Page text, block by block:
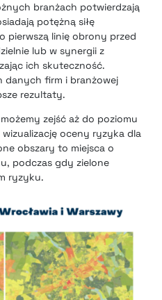
branżach potwierdzają
potężną siłę
pierwszą linię obrony przed
lub w synergii z
ich skuteczność.
danych firm i branżowej
rezultaty.
zejść aż do poziomu
oceny ryzyka dla
obszary to miejsca o
podczas gdy zielone
ryzyku.